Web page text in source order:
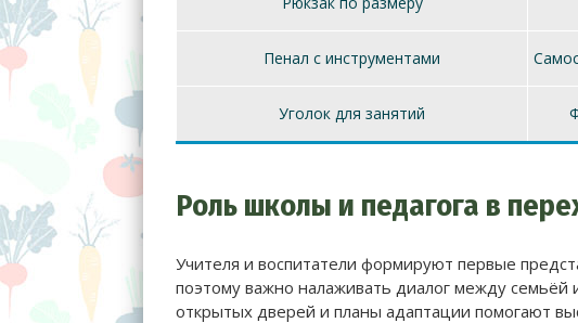
Пенал с инструментами
Уголок для занятий
Роль школы и педагога в
Учителя и воспитатели формируют первые
поэтому важно налаживать диалог между
открытых дверей и планы адаптации помогают